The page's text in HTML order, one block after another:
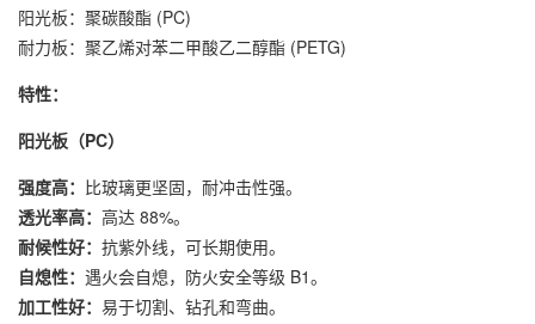
阳光板：聚碳酸酯 (PC)
耐力板：聚乙烯对苯二甲酸乙二醇酯 (PETG)
特性：
阳光板（PC）
强度高： 比玻璃更坚固，耐冲击性强。
透光率高： 高达 88%。
耐候性好： 抗紫外线，可长期使用。
自熄性： 遇火会自熄，防火安全等级 B1。
加工性好： 易于切割、钻孔和弯曲。